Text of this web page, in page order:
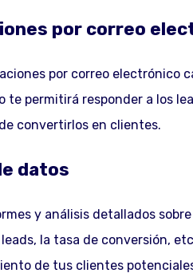
por correo
por correo electrónico
te permitirá responder a los
convertirlos en clientes.
datos
y análisis detallados
la tasa de conversión,
de tus clientes